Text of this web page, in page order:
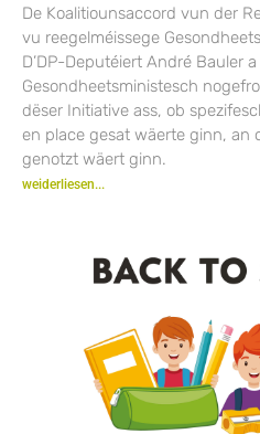
De Koalitiounsaccord vun der
vu reegelméissege
D’DP-Deputéiert André Bauler
Gesondheetsministesch
dëser Initiative ass, ob
en place gesat wäerte ginn, an
genotzt wäert ginn.
weiderliesen...